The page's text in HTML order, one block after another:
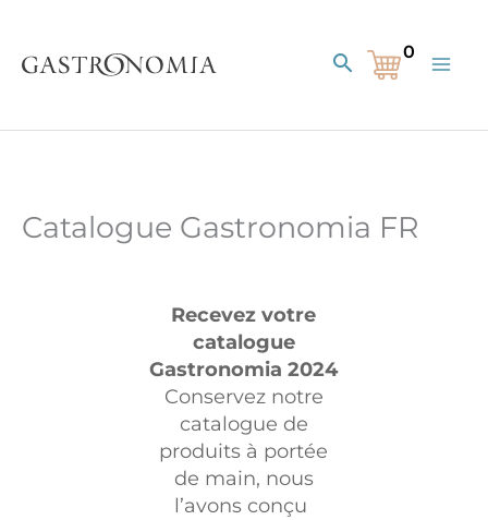
contenu
Rechercher
Catalogue Gastronomia FR
Recevez votre
catalogue
Gastronomia 2024
Conservez notre
catalogue de
produits à portée
de main, nous
l’avons conçu